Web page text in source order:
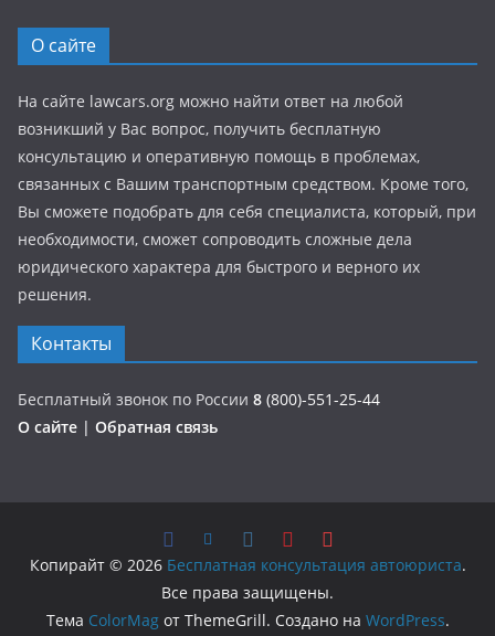
О сайте
На сайте lawcars.org можно найти ответ на любой
возникший у Вас вопрос, получить бесплатную
консультацию и оперативную помощь в проблемах,
связанных с Вашим транспортным средством. Кроме того,
Вы сможете подобрать для себя специалиста, который, при
необходимости, сможет сопроводить сложные дела
юридического характера для быстрого и верного их
решения.
Контакты
Бесплатный звонок по России 8 (800)-551-25-44
О сайте | Обратная связь
Копирайт © 2026 Бесплатная консультация автоюриста.
Все права защищены.
Тема ColorMagот ThemeGrill. Создано на WordPress.